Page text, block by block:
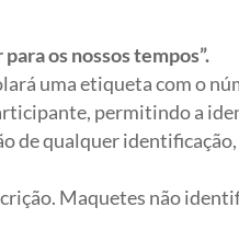
para os nossos tempos”.
uma etiqueta com o
permitindo a
de qualquer
Maquetes não